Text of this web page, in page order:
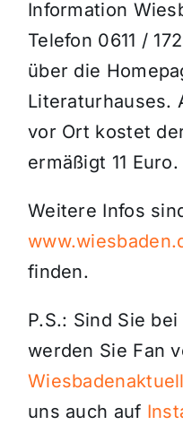
Information
Telefon 0611 /
über die
Literaturhauses.
vor Ort kostet
ermäßigt 11 Euro.
Weitere Infos
finden.
P.S.: Sind Sie
werden Sie Fan
uns auch auf